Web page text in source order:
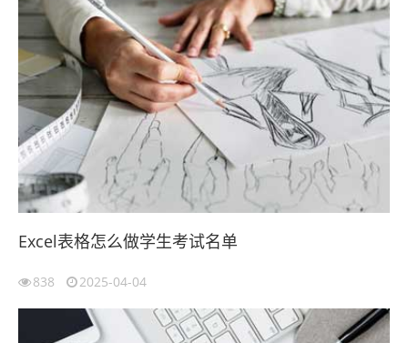
Excel表格怎么做学生考试名单
838 2025-04-04